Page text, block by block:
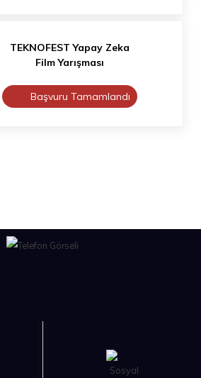
TEKNOFEST Yapay Zeka
Film Yarışması
Başvuru Tamamlandı